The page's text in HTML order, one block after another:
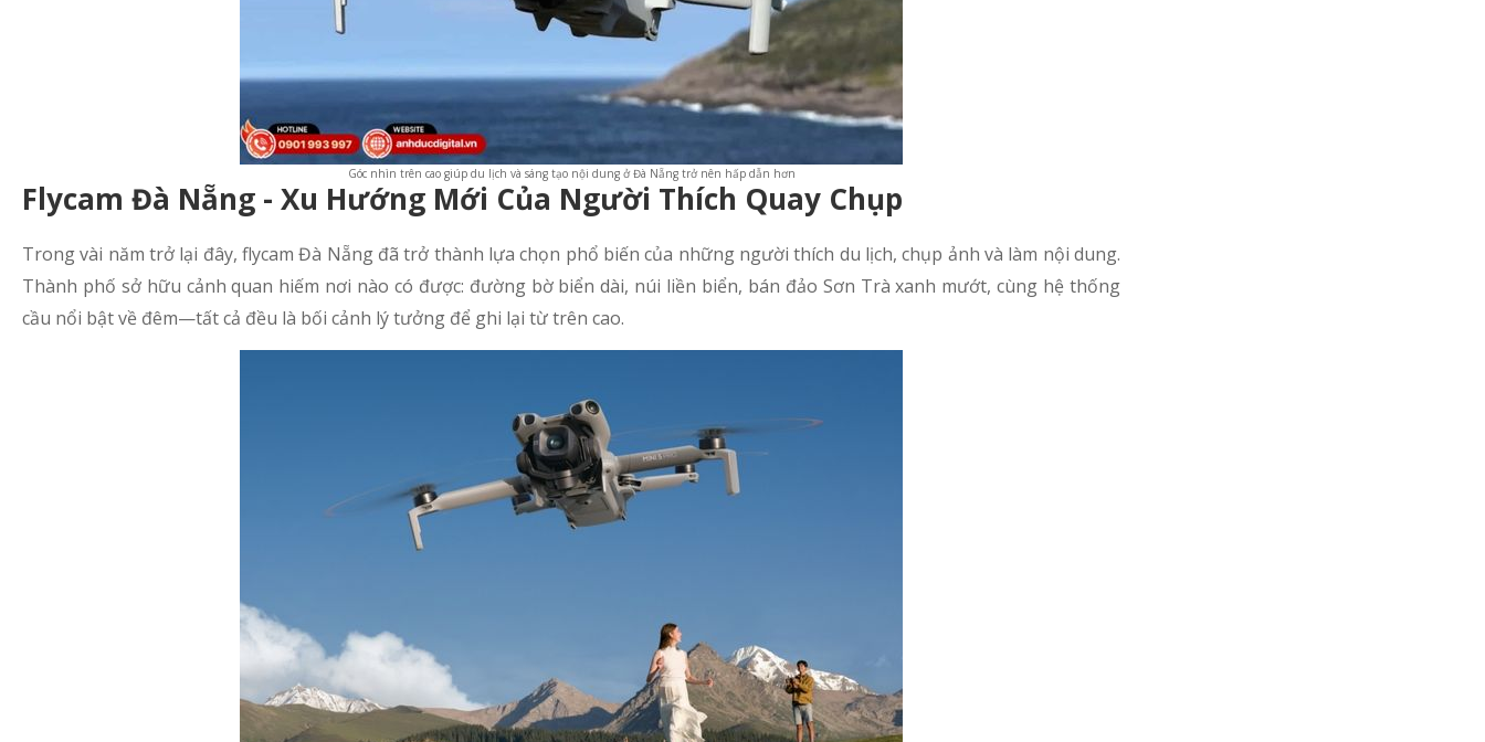
Góc nhìn trên cao giúp du lịch và sáng tạo nội dung ở Đà Nẵng trở nên hấp dẫn hơn
Flycam Đà Nẵng - Xu Hướng Mới Của Người Thích Quay Chụp
Trong vài năm trở lại đây, flycam Đà Nẵng đã trở thành lựa chọn phổ biến của những người thích du lịch, chụp ảnh và làm nội dung.
Thành phố sở hữu cảnh quan hiếm nơi nào có được: đường bờ biển dài, núi liền biển, bán đảo Sơn Trà xanh mướt, cùng hệ thống
cầu nổi bật về đêm—tất cả đều là bối cảnh lý tưởng để ghi lại từ trên cao.